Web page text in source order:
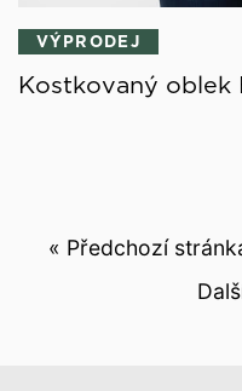
VÝPRODEJ
Kostkovaný oblek
« Předchozí